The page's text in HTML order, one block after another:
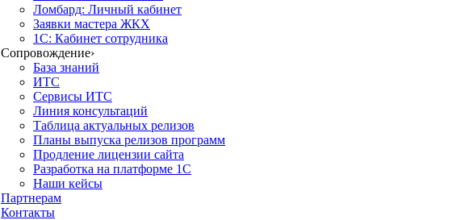
Ломбард: Личный кабинет
Заявки мастера ЖКХ
1С: Кабинет сотрудника
Сопровождение›
База знаний
ИТС
Сервисы ИТС
Линия консультаций
Таблица актуальных релизов
Планы выпуска релизов программ
Продление лицензии сайта
Разработка на платформе 1С
Наши кейсы
Партнерам
Контакты